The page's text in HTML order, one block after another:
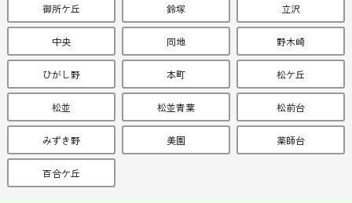
御所ケ丘 鈴塚 立沢
中央 同地 野木崎
ひがし野 本町 松ケ丘
松並 松並青葉 松前台
みずき野 美園 薬師台
百合ケ丘